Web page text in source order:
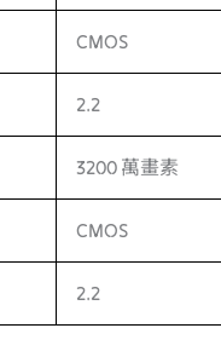
CMOS
2.2
3200 萬畫素
CMOS
2.2